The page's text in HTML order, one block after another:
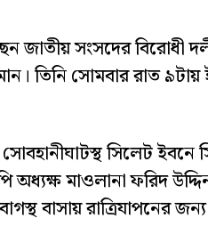
জাতীয় সংসদের বিরোধী
তিনি সোমবার রাত
সিলেট ইবনে
অধ্যক্ষ মাওলানা ফরিদ
বাসায় রাত্রিযাপনের